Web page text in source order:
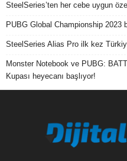
SteelSeries’ten her cebe uygun
PUBG Global Championship 2023
SteelSeries Alias Pro ilk kez
Monster Notebook ve PUBG:
Kupası heyecanı başlıyor!